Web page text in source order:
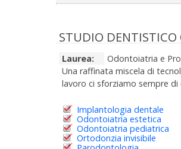
STUDIO DENTISTICO
Laurea:
Odontoiatria e
Una raffinata miscela di
lavoro ci sforziamo sempre
Implantologia dentale
Odontoiatria estetica
Odontoiatria pediatrica
Ortodonzia invisibile